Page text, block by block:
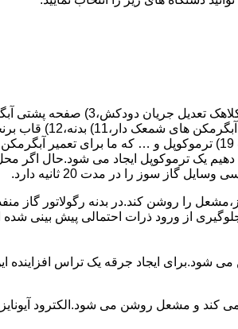
یک ترموکوپل ایجاد می شود.حال اگر
را روشن کند.در بدنه رگولاتور گاز
از ورود ذرات احتمالی پیش بینی شده
و مشعل روشن می شود.الکترود